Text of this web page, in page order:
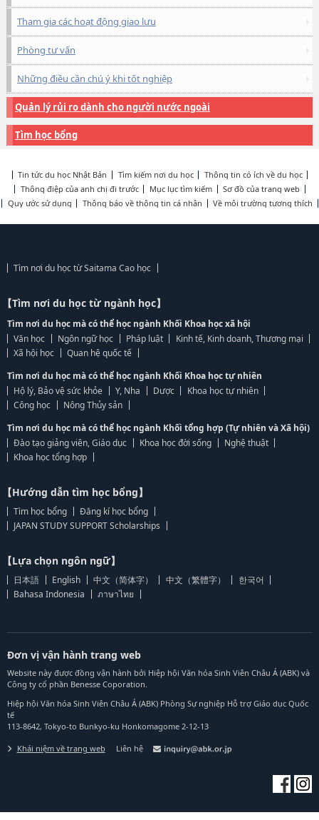
Tham gia các hoạt động giao lưu
Phòng tư vấn
Những điều cần chú ý khi tốt nghiệp
Quản lý rủi ro dành cho người nước ngoài
Tìm học bổng
Tin tức du học Nhật Bản Tìm kiếm nơi du học
Thông tin có ích về du học
Thông điệp của anh chị đi trước
Mục lục tìm kiếm
Sơ đồ của trang web
Quy ước sử dụng
Thông báo về thông tin cá nhân Về môi trường tương thích
Tìm nơi du học từ Saitama Cao học
【Tìm nơi du học từ ngành học】
Tìm nơi du học mà có thể học ngành Khối Khoa học xã hội
Văn học
Ngôn ngữ học Pháp luật
Kinh tế, Kinh doanh, Thương mại
Xã hội học
Quan hệ quốc tế
Tìm nơi du học mà có thể học ngành Khối Khoa học tự nhiên
Hộ lý, Bảo vệ sức khỏe
Y, Nha Dược
Khoa học tự nhiên
Công học
Nông Thủy sản
Tìm nơi du học mà có thể học ngành Khối tổng hợp (Tự nhiên và Xã hội)
Đào tạo giảng viên, Giáo dục
Khoa học đời sống
Nghệ thuật
Khoa học tổng hợp
【Hướng dẫn tìm học bổng】
Tìm học bổng
Đăng kí học bổng
JAPAN STUDY SUPPORT Scholarships
【Lựa chọn ngôn ngữ】
日本語 English 中文（简体字） 中文（繁體字）
한국어
Bahasa Indonesia
ภาษาไทย
Đơn vị vận hành trang web
Website này được đồng vận hành bởi Hiệp hội Văn hóa Sinh Viên Châu Á (ABK) và
Công ty cổ phần Benesse Coporation.
Hiệp hội Văn hóa Sinh Viên Châu Á (ABK) Phòng Sự nghiệp Hỗ trợ Giáo dục Quốc
tế
113-8642, Tokyo-to Bunkyo-ku Honkomagome 2-12-13
Khái niệm về trang web Liên hệ